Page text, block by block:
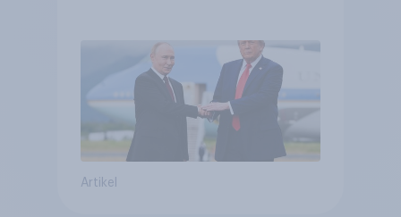
Bedrohungen und Bündnisse
bewerten
Artikel